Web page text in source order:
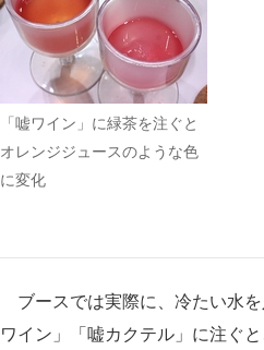
「嘘ワイン」に緑茶を注ぐと
オレンジジュースのような色
に変化
ブースでは実際に、冷たい水
ワイン」「嘘カクテル」に注ぐ